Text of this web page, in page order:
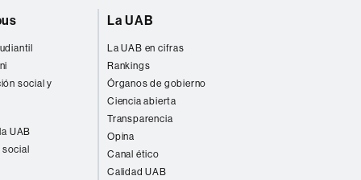
social y
UAB
La UAB
La UAB en cifras
Rankings
Órganos de gobierno
Ciencia abierta
Transparencia
Opina
Canal ético
Calidad UAB